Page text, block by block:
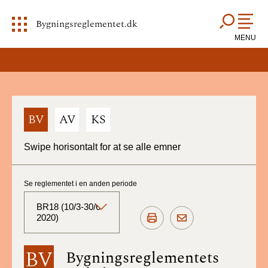
Bygningsreglementet.dk
MENU
BV AV KS
Swipe horisontalt for at se alle emner
BV Bygningsreglementets
Se reglementet i en anden periode
BR18 (10/3-30/6
2020)
BR18 (Aktuelt)